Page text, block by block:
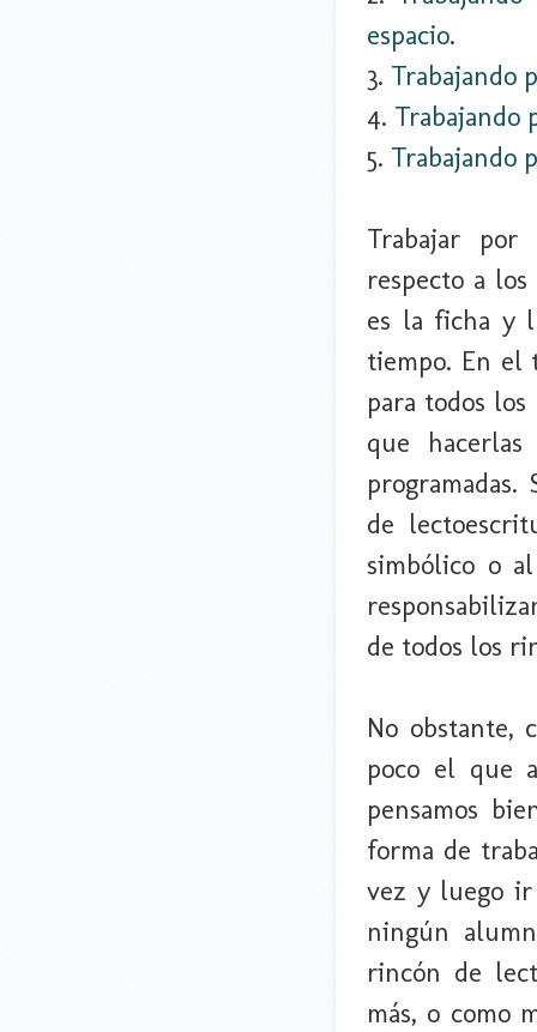
espacio.
3. Trabajando
4. Trabajando
5. Trabajando
Trabajar
respecto a
es la ficha y
tiempo. En el
para todos
que
de
simbólico o
de todos los
No obstante,
poco el que
pensamos
forma de
vez y luego ir
ningún
rincón de
más, o como